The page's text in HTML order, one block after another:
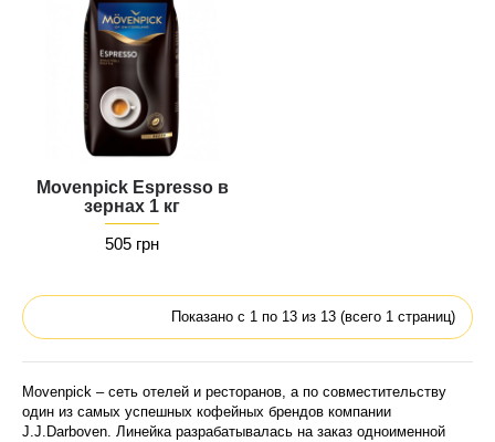
Movenpick Espresso в
зернах 1 кг
505 грн
Показано с 1 по 13 из 13 (всего 1 страниц)
Movenpick – сеть отелей и ресторанов, а по совместительству
один из самых успешных кофейных брендов компании
J.J.Darboven. Линейка разрабатывалась на заказ одноименной